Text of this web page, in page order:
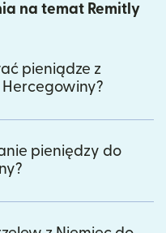
na temat Remitly
pieniądze z
Hercegowiny?
pieniędzy do